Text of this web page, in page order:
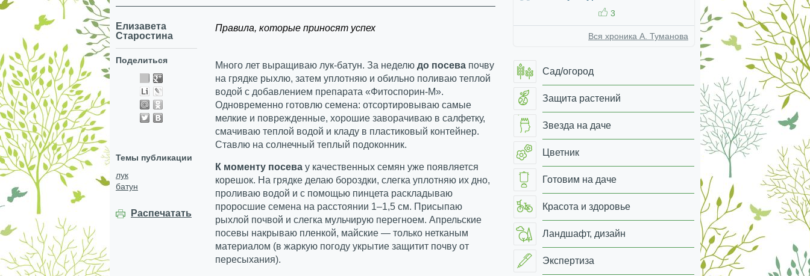
Елизавета
Старостина
Поделиться
Темы публикации
лук
батун
Распечатать
Правила, которые приносят успех
Много лет выращиваю лук-батун. За неделю до посева почву
на грядке рыхлю, затем уплотняю и обильно поливаю теплой
водой с добавлением препарата «Фитоспорин-М».
Одновременно готовлю семена: отсортировываю самые
мелкие и поврежденные, хорошие заворачиваю в салфетку,
смачиваю теплой водой и кладу в пластиковый контейнер.
Ставлю на солнечный теплый подоконник.
К моменту посева у качественных семян уже появляется
корешок. На грядке делаю бороздки, слегка уплотняю их дно,
проливаю водой и с помощью пинцета раскладываю
проросшие семена на расстоянии 1–1,5 см. Присыпаю
рыхлой почвой и слегка мульчирую перегноем. Апрельские
посевы накрываю пленкой, майские — только нетканым
материалом (в жаркую погоду укрытие защитит почву от
пересыхания).
3
Вся хроника А. Туманова
Сад/огород
Защита растений
Звезда на даче
Цветник
Готовим на даче
Красота и здоровье
Ландшафт, дизайн
Экспертиза